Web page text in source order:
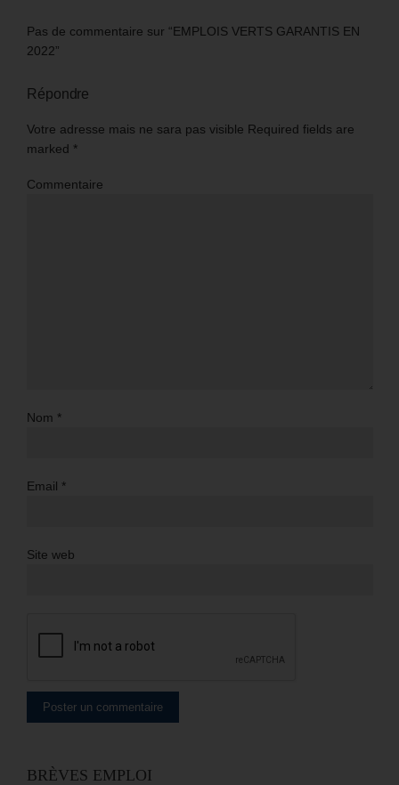
Pas de commentaire sur “EMPLOIS VERTS GARANTIS EN
2022”
Répondre
Votre adresse mais ne sara pas visible Required fields are
marked *
Commentaire
Nom *
Email *
Site web
BRÈVES EMPLOI